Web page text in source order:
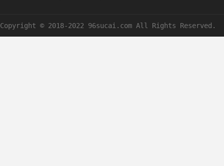
Copyright © 2018-2022 96sucai.com All Rights Reserved.